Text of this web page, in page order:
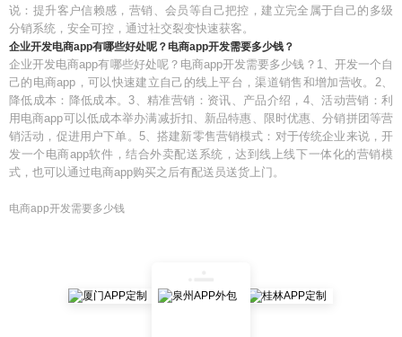
说：提升客户信赖感，营销、会员等自己把控，建立完全属于自己的多级
分销系统，安全可控，通过社交裂变快速获客。
企业开发电商app有哪些好处呢？电商app开发需要多少钱？
企业开发电商app有哪些好处呢？电商app开发需要多少钱？1、开发一个自
己的电商app，可以快速建立自己的线上平台，渠道销售和增加营收。2、
降低成本：降低成本。3、精准营销：资讯、产品介绍，4、活动营销：利
用电商app可以低成本举办满减折扣、新品特惠、限时优惠、分销拼团等营
销活动，促进用户下单。5、搭建新零售营销模式：对于传统企业来说，开
发一个电商app软件，结合外卖配送系统，达到线上线下一体化的营销模
式，也可以通过电商app购买之后有配送员送货上门。
电商app开发需要多少钱